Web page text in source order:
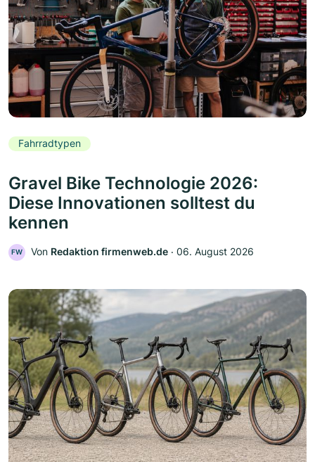
Fahrradtypen
Gravel Bike Technologie 2026:
Diese Innovationen solltest du
kennen
FW Von Redaktion firmenweb.de ‧ 06. August 2026